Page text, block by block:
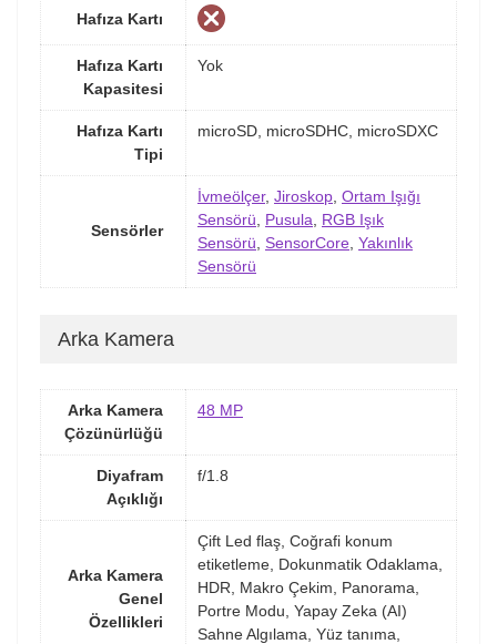
Hafıza Kartı
Hafıza Kartı
Kapasitesi
Yok
Hafıza Kartı
Tipi
microSD, microSDHC, microSDXC
Sensörler
İvmeölçer, Jiroskop Ortam Işığı
Sensörü
Pusula
RGB Işık
Sensörü SensorCore Yakınlık
Sensörü
Arka Kamera
Arka Kamera
Çözünürlüğü
48 MP
Diyafram
Açıklığı
f/1.8
Arka Kamera
Genel
Özellikleri
Çift Led flaş, Coğrafi konum
etiketleme, Dokunmatik Odaklama,
HDR, Makro Çekim, Panorama,
Portre Modu, Yapay Zeka (AI)
Sahne Algılama, Yüz tanıma,